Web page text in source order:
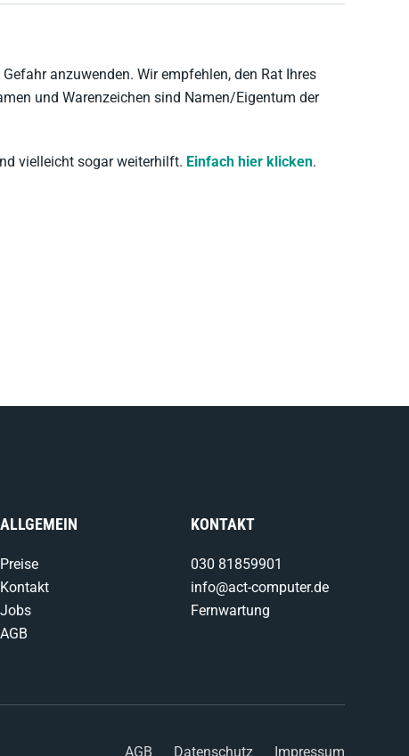
anzuwenden. Wir empfehlen, den Rat Ihres
und Warenzeichen sind Namen/Eigentum der
vielleicht sogar weiterhilft. Einfach hier klicken.
ALLGEMEIN
Preise
Kontakt
Jobs
AGB
KONTAKT
030 81859901
info@act-computer.de
Fernwartung
AGB Datenschutz Impressum